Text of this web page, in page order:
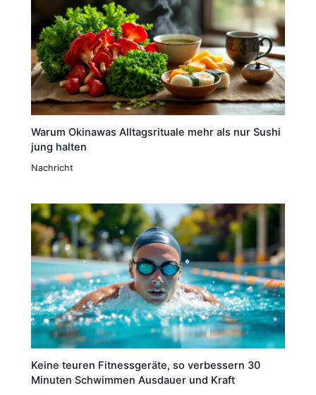
Warum Okinawas Alltagsrituale mehr als nur Sushi
jung halten
Nachricht
Keine teuren Fitnessgeräte, so verbessern 30
Minuten Schwimmen Ausdauer und Kraft